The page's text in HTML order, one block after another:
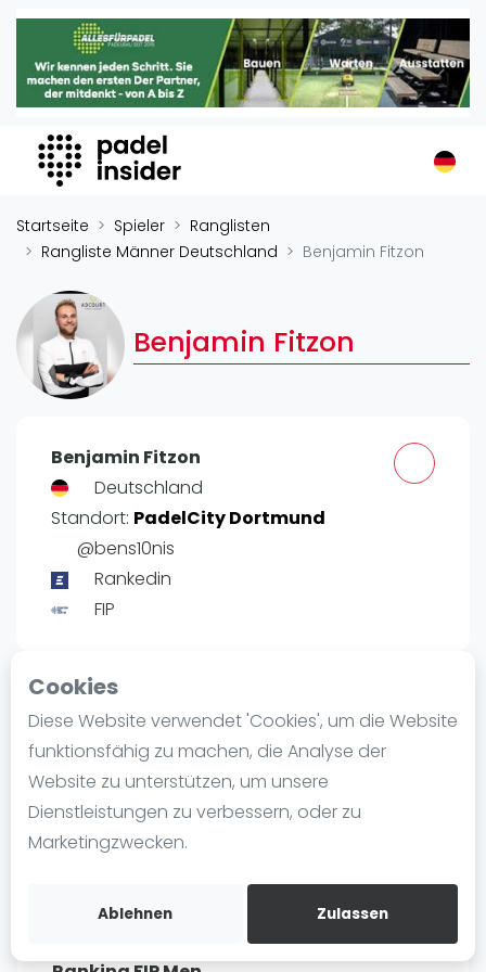
Cookies
Diese Website verwendet 'Cookies', um die Website
funktionsfähig zu machen, die Analyse der
Website zu unterstützen, um unsere
Dienstleistungen zu verbessern, oder zu
Marketingzwecken.
Ablehnen Zulassen
Padel Insider
Home
Organisationen
Buchungssysteme
Padel-Shops
Padel-Marken
Verschiedenes
Veranstaltungen
Turniere
Playtomic
Ranking
Männer
Frauen
FIP Männer
Blog
Die Geschichte von Padel
Regeln und Punktzählung
Padel Schläge
Video
Startseite Spieler
Ranglisten
Rangliste Männer Deutschland
Benjamin Fitzon
Benjamin Fitzon
Benjamin Fitzon
Deutschland
Standort: PadelCity Dortmund
@bens10nis
Rankedin
FIP
Rangliste Männer Deutschland
Profil
POSITIE
#5
PT
7.252